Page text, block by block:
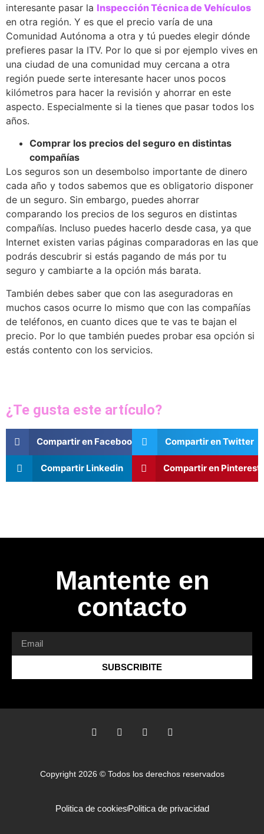
interesante pasar la Inspección Técnica de Vehículos
en otra región. Y es que el precio varía de una
Comunidad Autónoma a otra y tú puedes elegir dónde
prefieres pasar la ITV. Por lo que si por ejemplo vives en
una ciudad de una comunidad muy cercana a otra
región puede serte interesante hacer unos pocos
kilómetros para hacer la revisión y ahorrar en este
aspecto. Especialmente si la tienes que pasar todos los
años.
Comprar los precios del seguro en distintas
compañías
Los seguros son un desembolso importante de dinero
cada año y todos sabemos que es obligatorio disponer
de un seguro. Sin embargo, puedes ahorrar
comparando los precios de los seguros en distintas
compañías. Incluso puedes hacerlo desde casa, ya que
Internet existen varias páginas comparadoras en las que
podrás descubrir si estás pagando de más por tu
seguro y cambiarte a la opción más barata.
También debes saber que con las aseguradoras en
muchos casos ocurre lo mismo que con las compañías
de teléfonos, en cuanto dices que te vas te bajan el
precio. Por lo que también puedes probar esa opción si
estás contento con los servicios.
¿Te gusta este artículo?
Compartir en Facebook Compartir en Twitter
Compartir Linkedin Compartir en Pinterest
Mantente en
contacto
SUBSCRIBITE
Copyright 2026 © Todos los derechos reservados
Politica de cookiesPolitica de privacidad